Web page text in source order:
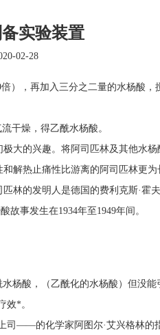
实验装置
02-28
），再加入三分之二量的水杨酸，
干燥，得乙酰水杨酸。
大的兴趣。将阿司匹林及其他水
解热止痛性比游离的阿司匹林更为
林的发明人是德国的费利克斯·霍
事发生在1934年至1949年间。
杨酸，（乙酰化的水杨酸）但没能
效*。
司——的化学家阿图尔·艾兴格林的